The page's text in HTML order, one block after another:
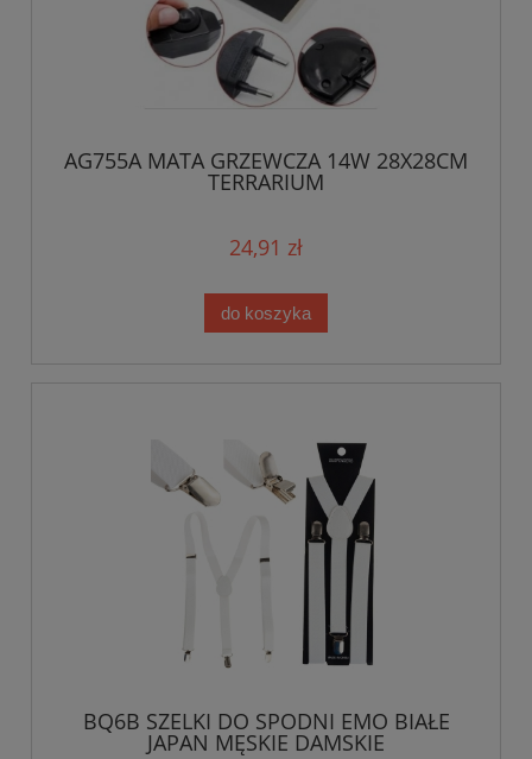
AG755A MATA GRZEWCZA 14W 28X28CM
TERRARIUM
24,91 zł
do koszyka
BQ6B SZELKI DO SPODNI EMO BIAŁE
JAPAN MĘSKIE DAMSKIE